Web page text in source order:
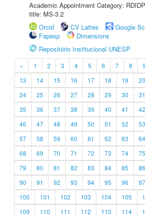
Academic Appointment Category:
title: MS-3.2
Orcid
CV Lattes
Google
Fapesp
Dimensions
Repositório Institucional UNESP
« 1 2 3 4 5 6 7 8 9
13
14 15 16 17 18 19 20
24
25 26 27 28 29 30 31
35
36 37 38 39 40 41 42
46
47 48 49 50 51 52 53
57
58 59 60 61 62 63 64
68
69 70 71 72 73 74 75
79
80 81 82 83 84 85 86
90
91 92 93 94 95 96 97
100
101 102 103 104 105
109
110 111 112 113 114